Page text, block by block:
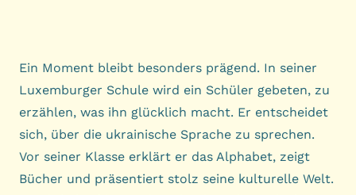
Ein Moment bleibt besonders prägend. In seiner
Luxemburger Schule wird ein Schüler gebeten, zu
erzählen, was ihn glücklich macht. Er entscheidet
sich, über die ukrainische Sprache zu sprechen.
Vor seiner Klasse erklärt er das Alphabet, zeigt
Bücher und präsentiert stolz seine kulturelle Welt.